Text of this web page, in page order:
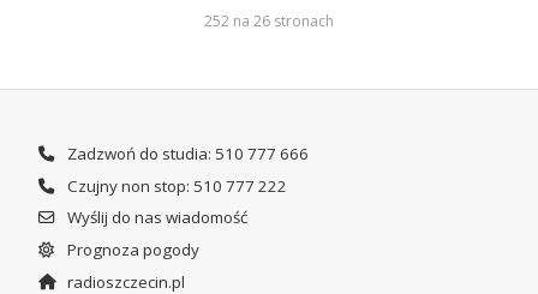
252 na 26 stronach
Zadzwoń do studia: 510 777 666
Czujny non stop: 510 777 222
Wyślij do nas wiadomość
Prognoza pogody
radioszczecin.pl